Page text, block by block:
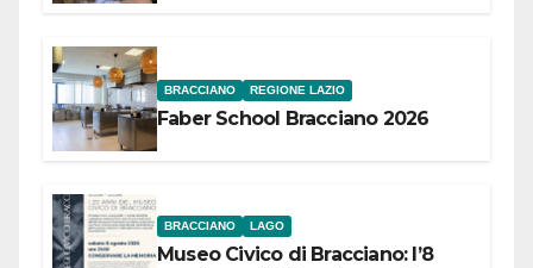
BRACCIANO REGIONE LAZIO
Faber School Bracciano 2026
BRACCIANO LAGO
Museo Civico di Bracciano: l’8